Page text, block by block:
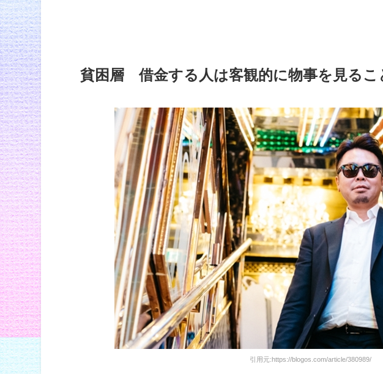
貧困層 借金する人は客観的に物事を見るこ
引用元:https://blogos.com/article/380989/